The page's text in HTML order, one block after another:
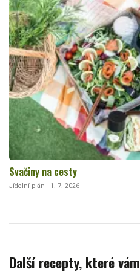
Svačiny na cesty
Jídelní plán · 1. 7. 2026
Další recepty, které